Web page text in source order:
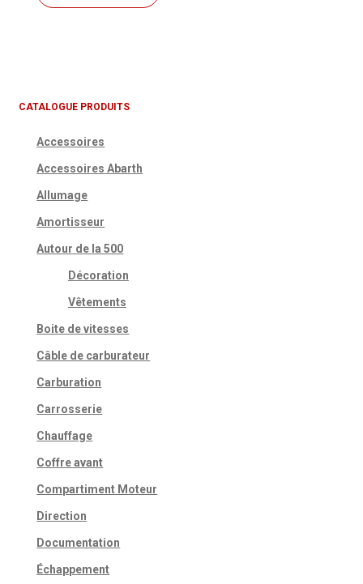
CATALOGUE PRODUITS
Accessoires
Accessoires Abarth
Allumage
Amortisseur
Autour de la 500
Décoration
Vêtements
Boite de vitesses
Câble de carburateur
Carburation
Carrosserie
Chauffage
Coffre avant
Compartiment Moteur
Direction
Documentation
Échappement